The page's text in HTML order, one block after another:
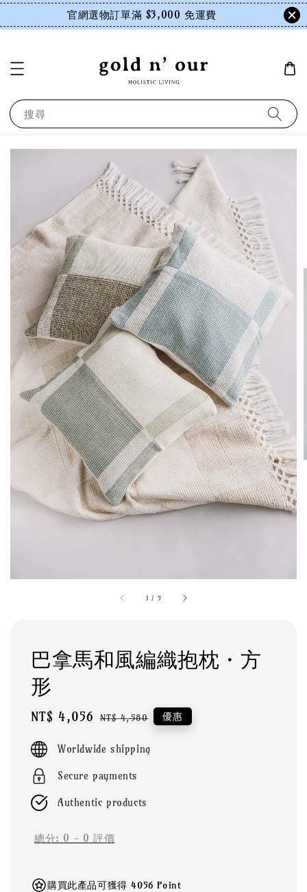
官網選物訂單滿 $3,000 免運費
搜尋
1 / 5
巴拿馬和風編織抱枕・方
形
Sale
NT$ 4,056 Regular
NT$ 4,580 優惠
Worldwide shipping
Secure payments
Authentic products
總分: 0 - 0 評價
購買此產品可獲得 4056 Point